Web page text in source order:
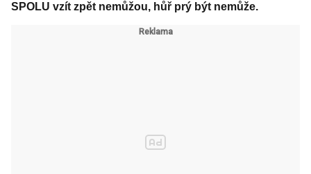
SPOLU vzít zpět nemůžou, hůř prý být nemůže.